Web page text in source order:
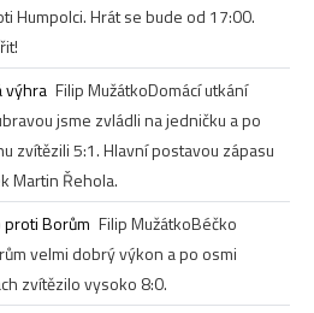
Humpolci. Hrát se bude od 17:00.
výhra Filip MužátkoDomácí utkání
jsme zvládli na jedničku a po
zvítězili 5:1. Hlavní postavou zápasu
Martin Řehola.
Borům Filip MužátkoBéčko
velmi dobrý výkon a po osmi
zvítězilo vysoko 8:0.